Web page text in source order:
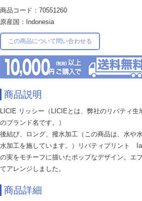
商品コード：70551260
原産国：Indonesia
この商品について問い合わせる
商品説明
LICIE リッシー（LICIEとは、弊社のリバティ生
のブランド名です。）
後結び、ロング、撥水加工（この商品は、水や
水加工を施しています。）リバティプリント
の実をモチーフに描いたポップなデザイン。エ
てアレンジしました。
商品詳細